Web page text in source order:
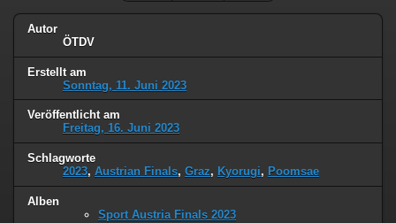
Autor
ÖTDV
Erstellt am
Sonntag, 11. Juni 2023
Veröffentlicht am
Freitag, 16. Juni 2023
Schlagworte
2023, Austrian Finals, Graz, Kyorugi, Poomsae
Alben
Sport Austria Finals 2023